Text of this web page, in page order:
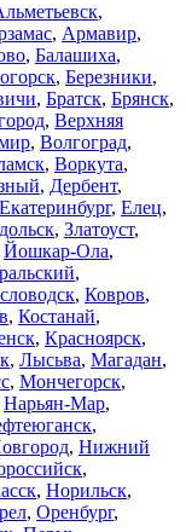
,
, Армавир,
, Балашиха,
, Березники,
, Братск, Брянск,
, Верхняя
, Волгоград,
, Воркута,
, Дербент,
Екатеринбург, Елец,
, Златоуст,
Йошкар-Ола,
,
, Ковров,
, Костанай,
, Красноярск,
, Лысьва, Магадан,
, Мончегорск,
Нарьян-Мар,
,
, Нижний
,
, Норильск,
, Оренбург,